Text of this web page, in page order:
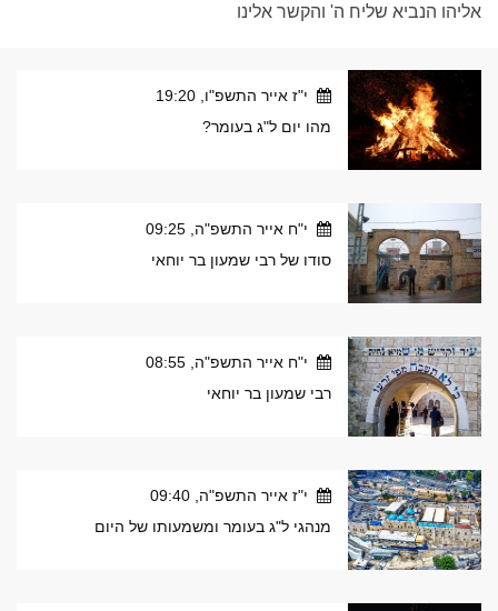
אליהו הנביא שליח ה' והקשר אלינו
י"ז אייר התשפ"ו, 19:20
מהו יום ל"ג בעומר?
י"ח אייר התשפ"ה, 09:25
סודו של רבי שמעון בר יוחאי
י"ח אייר התשפ"ה, 08:55
רבי שמעון בר יוחאי
י"ז אייר התשפ"ה, 09:40
מנהגי ל"ג בעומר ומשמעותו של היום